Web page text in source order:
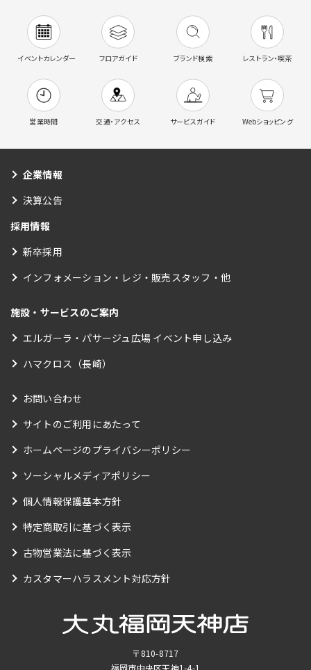
イベントカレンダー フロアガイド ブランド検索 レストラン・喫茶
営業時間 交通・アクセス サービスガイド Webショッピング
企業情報
決算公告
採用情報
新卒採用
インフォメーション・レジ・販売スタッフ・他
施設・サービスのご案内
エルガーラ・パサージュ広場 イベント申し込み
ハマクロス（長崎）
お問い合わせ
サイトのご利用にあたって
ホームページのプライバシーポリシー
ソーシャルメディアポリシー
個人情報保護基本方針
特定商取引に基づく表示
古物営業法に基づく表示
カスタマーハラスメント対応方針
〒810-8717